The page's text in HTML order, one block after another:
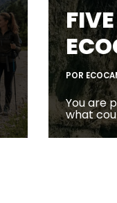
POR
You are
what